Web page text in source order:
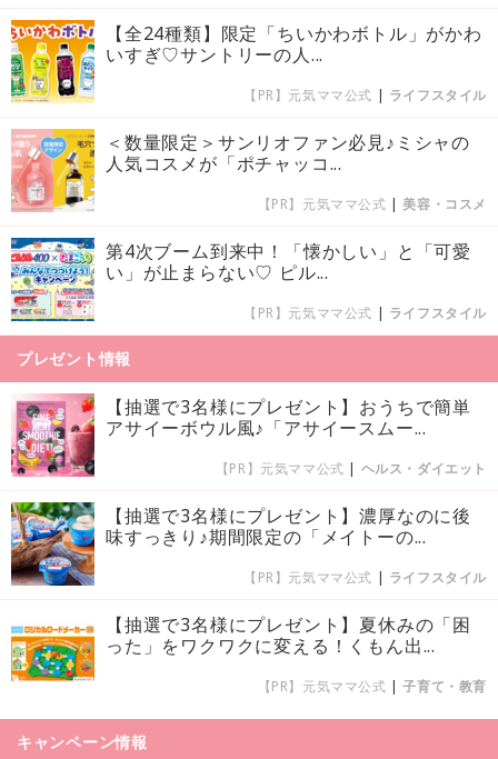
【全24種類】限定「ちいかわボトル」がかわ
いすぎ♡サントリーの人...
【PR】元気ママ公式 | ライフスタイル
＜数量限定＞サンリオファン必見♪ミシャの
人気コスメが「ポチャッコ...
【PR】元気ママ公式 |美容・コスメ
第4次ブーム到来中！「懐かしい」と「可愛
い」が止まらない♡ ピル...
【PR】元気ママ公式 | ライフスタイル
プレゼント情報
【抽選で3名様にプレゼント】おうちで簡単
アサイーボウル風♪「アサイースムー...
【PR】元気ママ公式 | ヘルス・ダイエット
【抽選で3名様にプレゼント】濃厚なのに後
味すっきり♪期間限定の「メイトーの...
【PR】元気ママ公式 | ライフスタイル
【抽選で3名様にプレゼント】夏休みの「困
った」をワクワクに変える！くもん出...
【PR】元気ママ公式 |子育て・教育
キャンペーン情報